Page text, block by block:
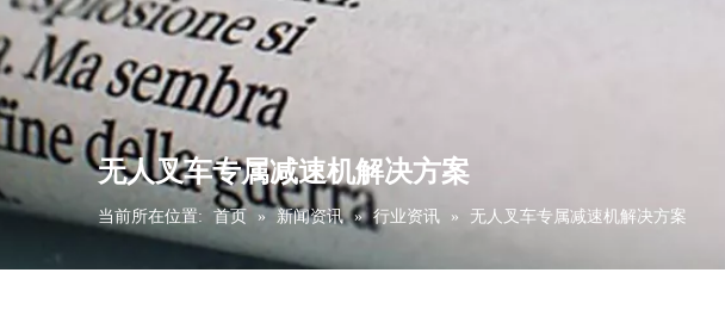
无人叉车专属减速机解决方案
当前所在位置: 首页 » 新闻资讯 » 行业资讯 » 无人叉车专属减速机解决方案